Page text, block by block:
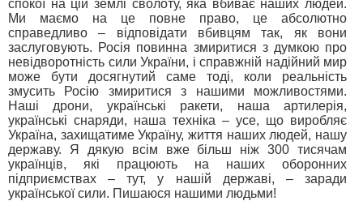
спокої на цій землі сволоту, яка вбиває наших людей.
Ми маємо на це повне право, це абсолютно
справедливо – відповідати вбивцям так, як вони
заслуговують. Росія повинна змиритися з думкою про
невідворотність сили України, і справжній надійний мир
може бути досягнутий саме тоді, коли реальність
змусить Росію змиритися з нашими можливостями.
Наші дрони, українські ракети, наша артилерія,
українські снаряди, наша техніка – усе, що виробляє
Україна, захищатиме Україну, життя наших людей, нашу
державу. Я дякую всім вже більш ніж 300 тисячам
українців, які працюють на наших оборонних
підприємствах – тут, у нашій державі, – заради
української сили. Пишаюся нашими людьми!